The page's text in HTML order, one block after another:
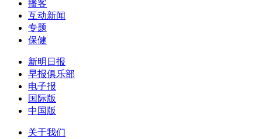
播客
互动新闻
专题
保健
新明日报
早报俱乐部
电子报
国际版
中国版
关于我们